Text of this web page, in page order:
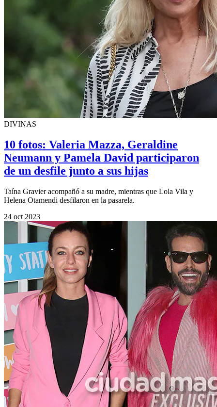
DIVINAS
10 fotos: Valeria Mazza, Geraldine
Neumann y Pamela David participaron
de un desfile junto a sus hijas
Taína Gravier acompañó a su madre, mientras que Lola Vila y
Helena Otamendi desfilaron en la pasarela.
24 oct 2023